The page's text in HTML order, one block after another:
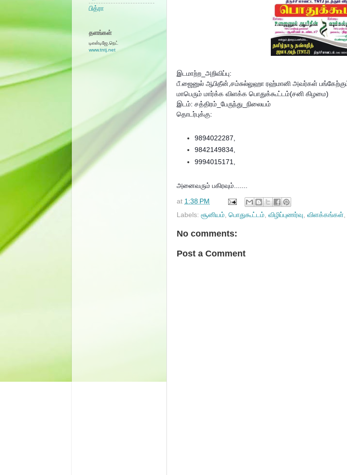
இடமாற்ற_அறிவிப்பு:
பீ.ஜைனுல் ஆபிதீன்,சம்சுல்லுஹா ரஹ்மானி அவர்கள்
மாபெரும் மார்க்க விளக்க பொதுக்கூட்டம்(சனி கிழமை)
இடம்: சத்திரம்_பேருந்து_நிலையம்
தொடர்புக்கு:
9894022287,
9842149834,
9994015171,
அனைவரும் பகிரவும்.......
at 1:38 PM
Labels: சூனியம், பொதுகூட்டம், விழிப்புணர்வு, விளக்கங்கள்,
No comments:
Post a Comment
பித்ரா
தளங்கள்
டிஎன்டிஜே.நெட்
www.tntj.net